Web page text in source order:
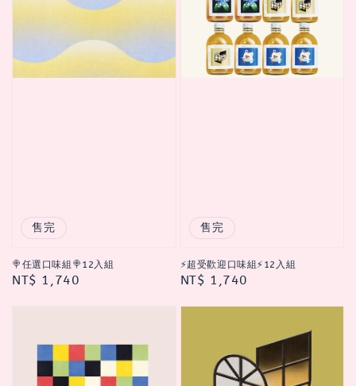
售完
🍭任選口味組🍭12入組
Regular
NT$ 1,740
售完
⚡超受歡迎口味組⚡12入組
Regular
NT$ 1,740